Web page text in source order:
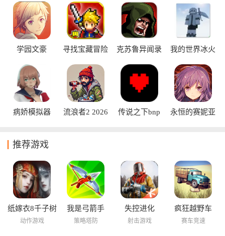
学园文豪
寻找宝藏冒险
克苏鲁异闻录
我的世界冰火
病娇模拟器
流浪者2 2026
传说之下bnp
永恒的赛妮亚
推荐游戏
纸嫁衣8千子树
动作游戏
我是弓箭手
策略塔防
失控进化
射击游戏
疯狂越野车
赛车竞速